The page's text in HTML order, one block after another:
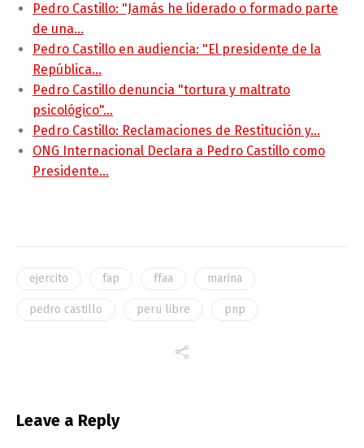
Pedro Castillo: "Jamás he liderado o formado parte
de una…
Pedro Castillo en audiencia: "El presidente de la
República…
Pedro Castillo denuncia "tortura y maltrato
psicológico"…
Pedro Castillo: Reclamaciones de Restitución y…
ONG Internacional Declara a Pedro Castillo como
Presidente…
ejercito fap ffaa marina
pedro castillo peru libre pnp
Leave a Reply